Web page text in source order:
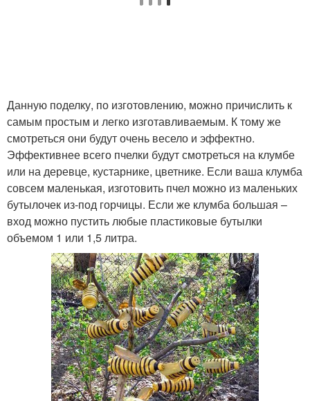
Данную поделку, по изготовлению, можно причислить к
самым простым и легко изготавливаемым. К тому же
смотреться они будут очень весело и эффектно.
Эффективнее всего пчелки будут смотреться на клумбе
или на деревце, кустарнике, цветнике. Если ваша клумба
совсем маленькая, изготовить пчел можно из маленьких
бутылочек из-под горчицы. Если же клумба большая –
вход можно пустить любые пластиковые бутылки
объемом 1 или 1,5 литра.